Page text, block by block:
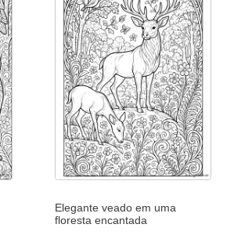
Elegante veado em uma
floresta encantada